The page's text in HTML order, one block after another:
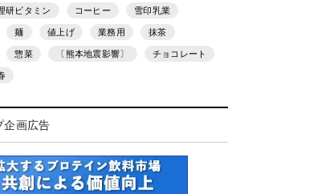
研ビタミン コーヒー 雪印乳業
麺 値上げ 業務用 抹茶
惣菜 〔熊本地震影響〕 チョコレート
企画広告